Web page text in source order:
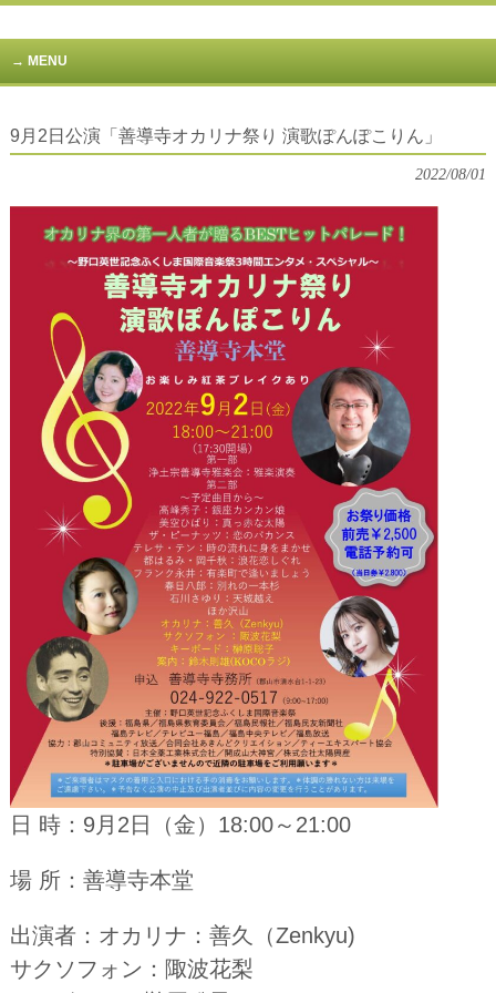
MENU
9月2日公演「善導寺オカリナ祭り 演歌ぽんぽこりん」
2022/08/01
日 時：9月2日（金）18:00～21:00
場 所：善導寺本堂
出演者 ：オカリナ：善久（Zenkyu)
サクソフォン：陬波花梨